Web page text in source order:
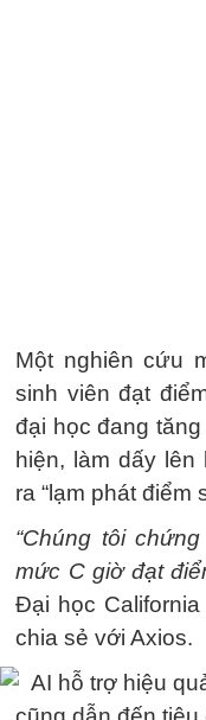
Một nghiên cứu
sinh viên đạt
đại học đang
hiện, làm dấy
ra “lạm phát điểm
“Chúng tôi
mức C giờ đạt
Đại học
chia sẻ với Axios.